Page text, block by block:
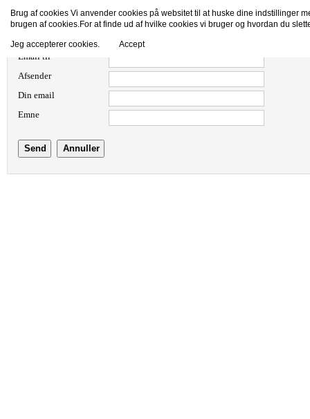
Email til
Afsender
Din email
Emne
Send Annuller
Brug af cookies Vi anvender cookies på websitet til at huske dine indstillinger
brugen af cookies.For at finde ud af hvilke cookies vi bruger og hvordan du
Jeg accepterer cookies. Accept